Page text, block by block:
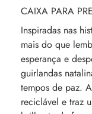
CAIXA PARA
Inspiradas nas
mais do que
esperança e
guirlandas
tempos de paz.
reciclável e traz